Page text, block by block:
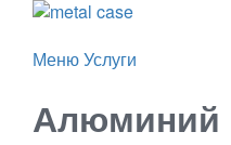
МенюУслуги
Алюминий